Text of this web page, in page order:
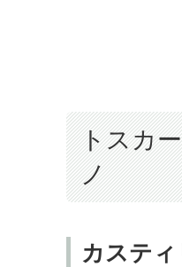
トスカ
ノ
カステ